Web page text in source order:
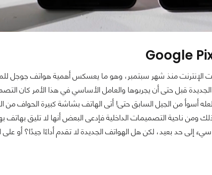
منذ شهر سبتمبر، وهو ما يعسكس أهمية هواتف جوجل
قبل حتى أن يجربوها والعامل الأساسي في هذا الأمر كان
بيكسل سيء جدًا وقد كون الأسوأ في عام 2018 ولعله أسوأ من الجيل السابق حتى! أتى الهاتف بشاشة
ومن ناحية التصميمات الداخلية فإدعى البعض أنها لا تليق بهاتف
إلى حد بعيد، لكن هل الهواتف الجديدة لا تقدم أداءًا جيدًا؟ أو على